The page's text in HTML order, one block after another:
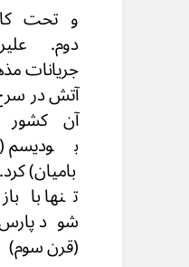
و تحت
دوم.
جریانات
آتش در
آن
بودیسم
بامیان) کرد.
تنها با
شود
(قرن سوم)